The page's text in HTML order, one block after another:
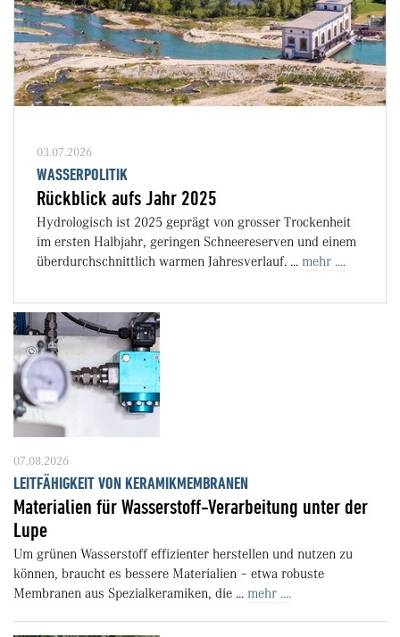
03.07.2026
WASSERPOLITIK
Rückblick aufs Jahr 2025
Hydrologisch ist 2025 geprägt von grosser Trockenheit
im ersten Halbjahr, geringen Schneereserven und einem
überdurchschnittlich warmen Jahresverlauf. ... mehr ....
07.08.2026
LEITFÄHIGKEIT VON KERAMIKMEMBRANEN
Materialien für Wasserstoff-Verarbeitung unter der
Lupe
Um grünen Wasserstoff effizienter herstellen und nutzen zu
können, braucht es bessere Materialien – etwa robuste
Membranen aus Spezialkeramiken, die ... mehr ....